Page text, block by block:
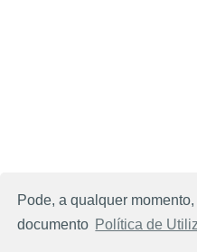
Pode, a qualquer
documento Política de